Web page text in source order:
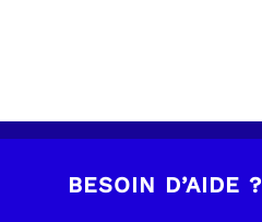
BESOIN D’AIDE ?